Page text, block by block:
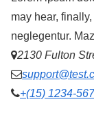
may hear,
neglegentur.
2130 Fulton
+(15) 1234-